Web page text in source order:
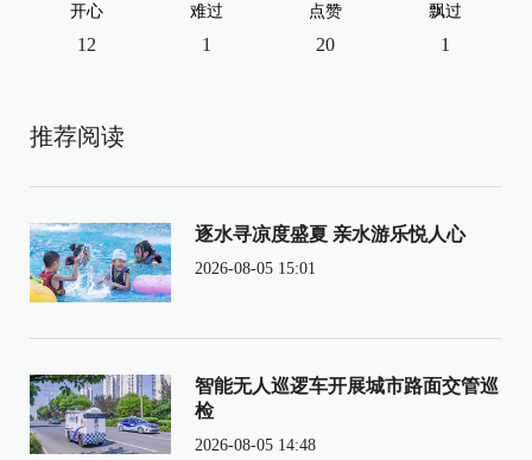
开心
12
难过
1
点赞
20
飘过
1
推荐阅读
逐水寻凉度盛夏 亲水游乐悦人心
2026-08-05 15:01
智能无人巡逻车开展城市路面交管巡
检
2026-08-05 14:48